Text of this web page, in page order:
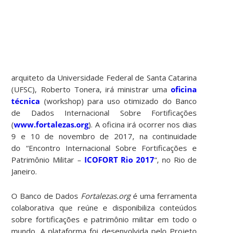
arquiteto da Universidade Federal de Santa Catarina
(UFSC), Roberto Tonera, irá ministrar umaoficina
técnica (workshop) para uso otimizado do Banco
de Dados Internacional Sobre Fortificações
(www.fortalezas.org). A oficina irá ocorrer nos dias
9 e 10 de novembro de 2017, na continuidade
do “Encontro Internacional Sobre Fortificações e
Patrimônio Militar – ICOFORT Rio 2017“, no Rio de
Janeiro.
O Banco de Dados Fortalezas.orgé uma ferramenta
colaborativa que reúne e disponibiliza conteúdos
sobre fortificações e patrimônio militar em todo o